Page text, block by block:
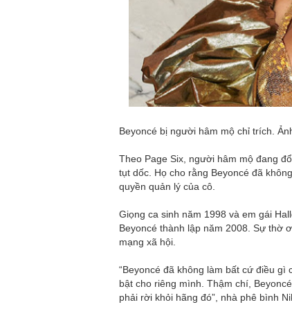
Beyoncé bị người hâm mộ chỉ trích.
Theo Page Six, người hâm mộ đang
tụt dốc. Họ cho rằng Beyoncé đã
quyền quản lý của cô.
Giọng ca sinh năm 1998 và em gái
Beyoncé thành lập năm 2008. Sự thờ
mạng xã hội.
“Beyoncé đã không làm bất cứ điều gì
bật cho riêng mình. Thậm chí,
phải rời khỏi hãng đó”, nhà phê bình